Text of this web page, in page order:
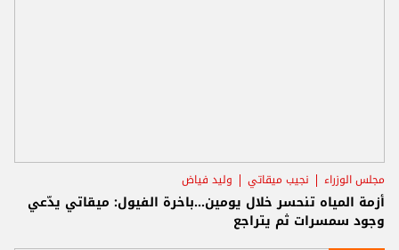
مجلس الوزراء نجيب ميقاتي وليد فياض
أزمة المياه تنحسر خلال يومين...باخرة الفيول: ميقاتي يدّعي
وجود سمسرات ثم يتراجع